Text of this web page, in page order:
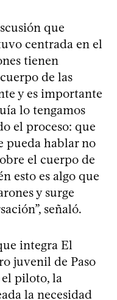
que
centrada en el
tienen
de las
y es importante
lo tengamos
el proceso: que
pueda hablar no
el cuerpo de
esto es algo que
y surge
señaló.
integra El
juvenil de Paso
piloto, la
la necesidad